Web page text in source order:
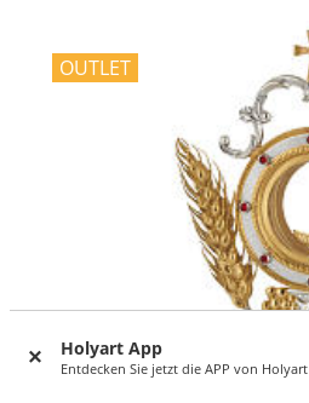
Holyart App
Entdecken Sie jetzt die APP von Holyart
OUTLET